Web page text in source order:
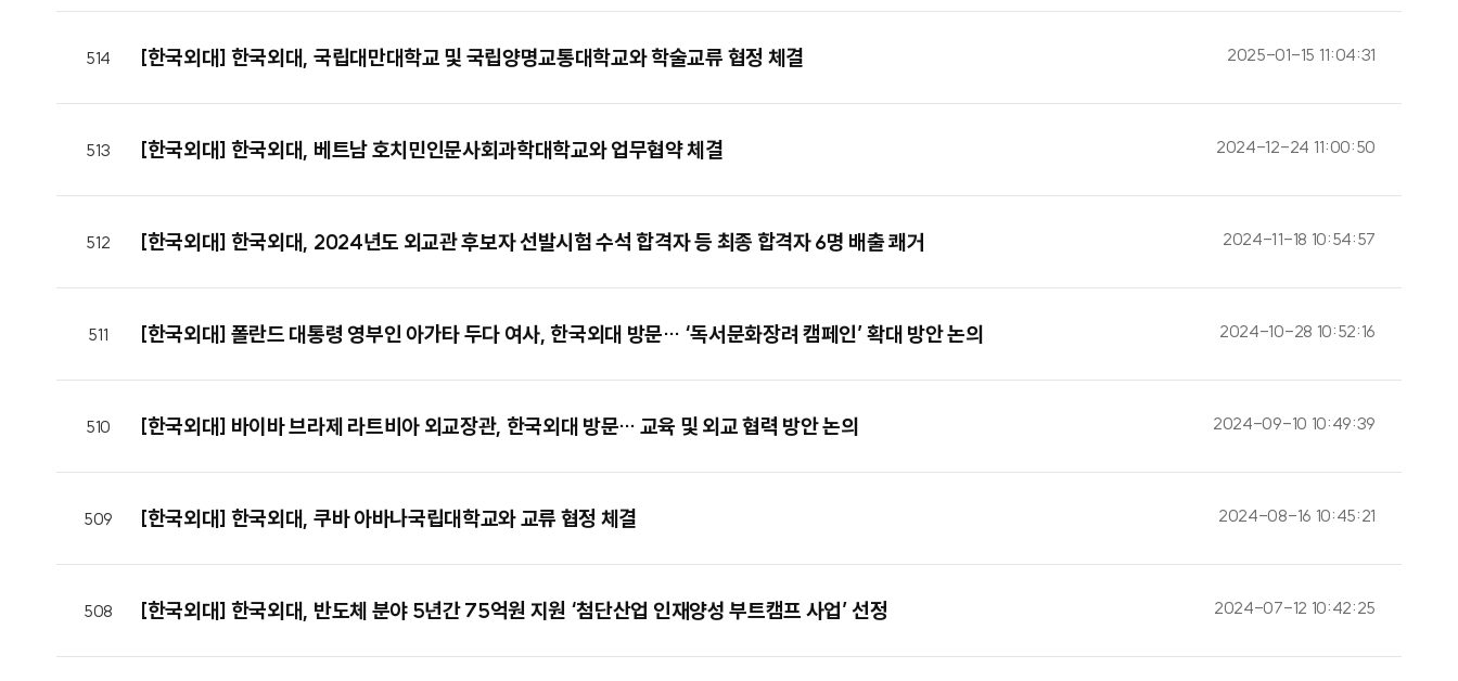
514 [한국외대] 한국외대, 국립대만대학교 및 국립양명교통대학교와 학술교류 협정 체결 2025-01-15 11:04:31
513 [한국외대] 한국외대, 베트남 호치민인문사회과학대학교와 업무협약 체결 2024-12-24 11:00:50
512 [한국외대] 한국외대, 2024년도 외교관 후보자 선발시험 수석 합격자 등 최종 합격자 6명 배출 쾌거 2024-11-18 10:54:57
511 [한국외대] 폴란드 대통령 영부인 아가타 두다 여사, 한국외대 방문… ‘독서문화장려 캠페인’ 확대 방안 논의 2024-10-28 10:52:16
510 [한국외대] 바이바 브라제 라트비아 외교장관, 한국외대 방문… 교육 및 외교 협력 방안 논의 2024-09-10 10:49:39
509 [한국외대] 한국외대, 쿠바 아바나국립대학교와 교류 협정 체결 2024-08-16 10:45:21
508 [한국외대] 한국외대, 반도체 분야 5년간 75억원 지원 ‘첨단산업 인재양성 부트캠프 사업’ 선정 2024-07-12 10:42:25